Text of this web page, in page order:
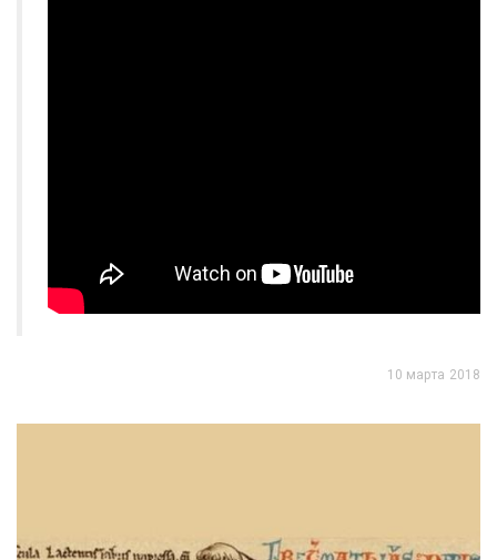
10 марта 2018